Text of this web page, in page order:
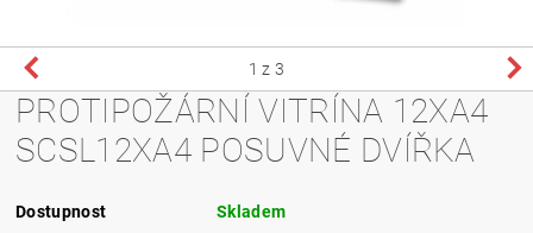
1 z 3
PROTIPOŽÁRNÍ VITRÍNA 12XA4
SCSL12XA4 POSUVNÉ DVÍŘKA
Dostupnost Skladem